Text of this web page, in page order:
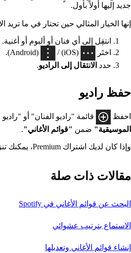
جديد إليها أولاً بأول.
إنها الخيار المثالي حين تحتار في ما
انتقِل إلى أي فنان أو ألبوم أو أغنية.
اختَر
(iOS) /
(Android).
حدد الانتقال إلى الراديو.
حفظ راديو
احفظ قائمة "راديو الفنان" أو "راديو
الموسيقية" ضمن "قوائم الأغاني".
وإذا كان لديك اشتراك Premium، يمكنك تنزيلها أيضاً.
مقالات ذات صلة
البحث عن قوائم الأغاني في Spotify
الاستماع بترتيب عشوائي
إنشاء قوائم الأغاني وتعديلها